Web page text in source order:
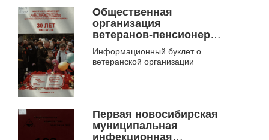
Общественная
организация
ветеранов-пенсионеров
войны, труда, военной
службы и
правоохранительных
Информационный буклет о
ветеранской организации
Первая новосибирская
муниципальная
инфекционная